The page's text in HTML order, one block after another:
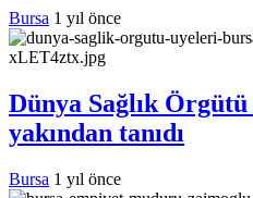
Bursa 1 yıl önce
Dünya Sağlık
yakından tanıdı
Bursa 1 yıl önce